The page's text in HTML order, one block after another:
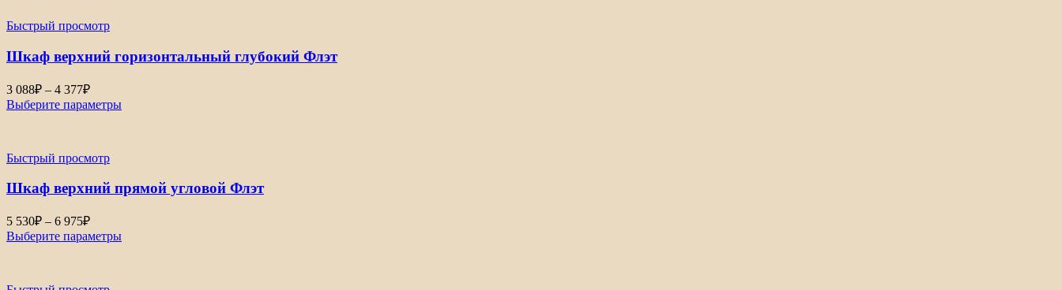
Быстрый просмотр
Шкаф верхний горизонтальный глубокий Флэт
3 088₽ – 4 377₽Диапазон
цен:
3
4
Выберите параметры
Быстрый просмотр
Шкаф верхний прямой угловой Флэт
5 530₽ – 6 975₽Диапазон
цен:
5
Выберите параметры